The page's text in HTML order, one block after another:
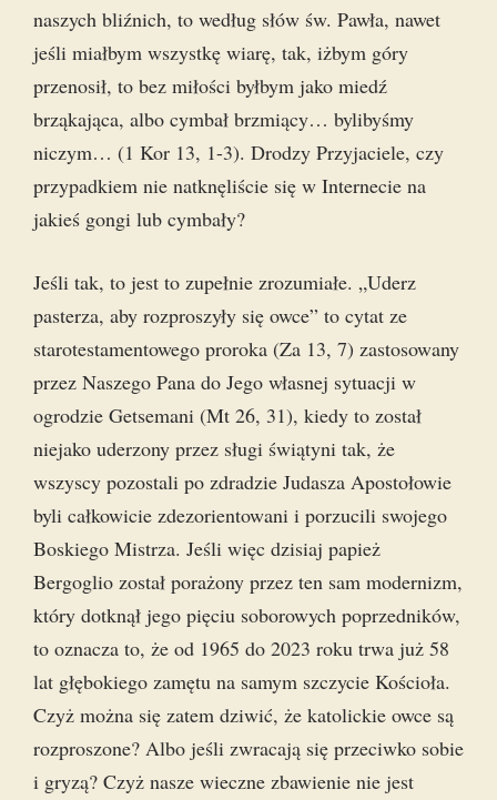
naszych bliźnich, to według słów św. Pawła, nawet
jeśli miałbym wszystkę wiarę, tak, iżbym góry
przenosił, to bez miłości byłbym jako miedź
brząkająca, albo cymbał brzmiący… bylibyśmy
niczym… (1 Kor 13, 1-3). Drodzy Przyjaciele, czy
przypadkiem nie natknęliście się w Internecie na
jakieś gongi lub cymbały?
Jeśli tak, to jest to zupełnie zrozumiałe. „Uderz
pasterza, aby rozproszyły się owce” to cytat ze
starotestamentowego proroka (Za 13, 7) zastosowany
przez Naszego Pana do Jego własnej sytuacji w
ogrodzie Getsemani (Mt 26, 31), kiedy to został
niejako uderzony przez sługi świątyni tak, że
wszyscy pozostali po zdradzie Judasza Apostołowie
byli całkowicie zdezorientowani i porzucili swojego
Boskiego Mistrza. Jeśli więc dzisiaj papież
Bergoglio został porażony przez ten sam modernizm,
który dotknął jego pięciu soborowych poprzedników,
to oznacza to, że od 1965 do 2023 roku trwa już 58
lat głębokiego zamętu na samym szczycie Kościoła.
Czyż można się zatem dziwić, że katolickie owce są
rozproszone? Albo jeśli zwracają się przeciwko sobie
i gryzą? Czyż nasze wieczne zbawienie nie jest